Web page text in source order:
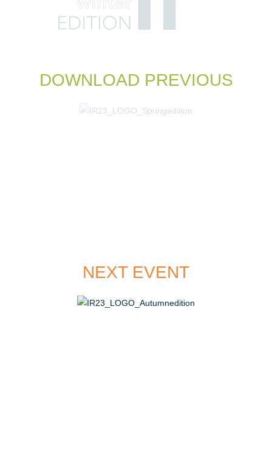
DOWNLOAD PREVIOUS
NEXT EVENT